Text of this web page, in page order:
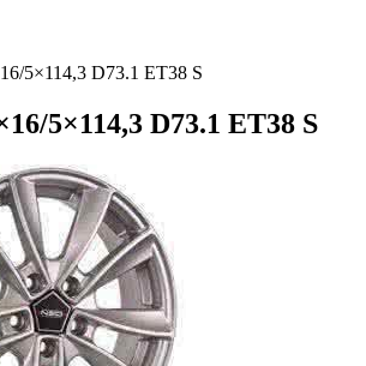
5×114,3 D73.1 ET38 S
5×114,3 D73.1 ET38 S